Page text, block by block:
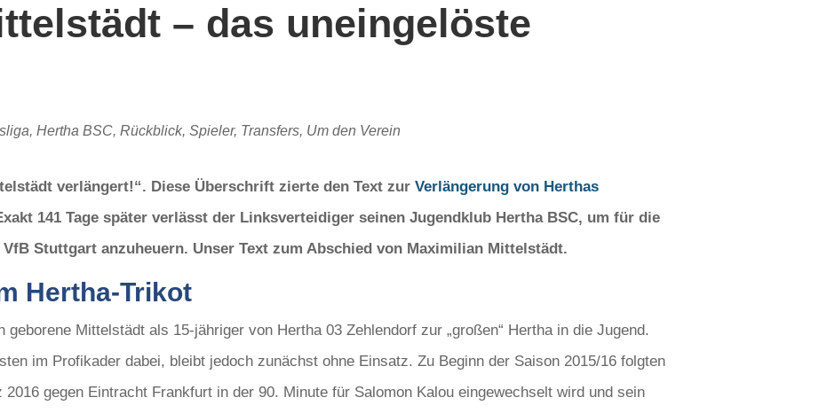
– das uneingelöste
,Hertha BSC,Rückblick,Spieler, Transfers, Um den Verein
verlängert!“. Diese Überschrift zierte den Text zurVerlängerung von Herthas
141 Tage später verlässt der Linksverteidiger seinen Jugendklub Hertha BSC, um für die
Stuttgart anzuheuern. Unser Text zum Abschied von Maximilian Mittelstädt.
Hertha-Trikot
geborene Mittelstädt als 15-jähriger von Hertha 03 Zehlendorf zur „großen“ Hertha in die Jugend.
im Profikader dabei, bleibt jedoch zunächst ohne Einsatz. Zu Beginn der Saison 2015/16 folgten
gegen Eintracht Frankfurt in der 90. Minute für Salomon Kalou eingewechselt wird und sein